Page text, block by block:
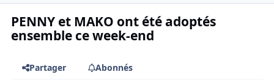
PENNY et MAKO ont été adoptés
ensemble ce week-end
Partager
Abonnés